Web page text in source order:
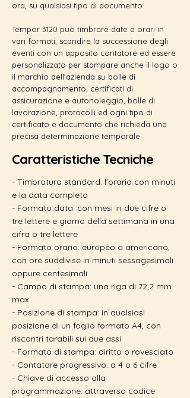
ora, su qualsiasi tipo di documento.
Tempor 3120 può timbrare date e orari in
vari formati, scandire la successione degli
eventi con un apposito contatore ed essere
personalizzato per stampare anche il logo o
il marchio dell'azienda su bolle di
accompagnamento, certificati di
assicurazione e autonoleggio, bolle di
lavorazione, protocolli ed ogni tipo di
certificato e documento che richieda una
precisa determinazione temporale.
Caratteristiche Tecniche
- Timbratura standard: l'orario con minuti
e la data completa
- Formato data: con mesi in due cifre o
tre lettere e giorno della settimana in una
cifra o tre lettere
- Formato orario: europeo o americano,
con ore suddivise in minuti sessagesimali
oppure centesimali
- Campo di stampa: una riga di 72,2 mm
max
- Posizione di stampa: in qualsiasi
posizione di un foglio formato A4, con
riscontri tarabili sui due assi
- Formato di stampa: diritto o rovesciato
- Contatore progressivo: a 4 o 6 cifre
- Chiave di accesso alla
programmazione: attraverso codice